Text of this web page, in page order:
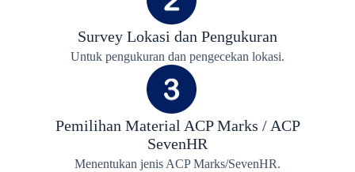
Survey Lokasi dan Pengukuran
Untuk pengukuran dan pengecekan lokasi.
Pemilihan Material ACP Marks / ACP
SevenHR
Menentukan jenis ACP Marks/SevenHR.